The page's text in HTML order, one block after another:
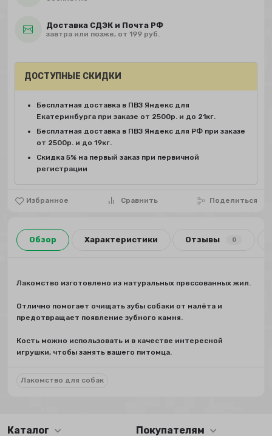
Доставка СДЭК и Почта РФ
завтра или позже, от 199 руб.
Избранное Сравнить Поделиться
ДОСТУПНЫЕ СКИДКИ
Бесплатная доставка в ПВЗ Яндекс для
Екатеринбурга при заказе от 2500р. и до 21кг.
Бесплатная доставка в ПВЗ Яндекс для РФ при заказе
от 2500р. и до 19кг.
Скидка 5% на первый заказ при первичной
регистрации
Обзор Характеристики Отзывы 0
Лакомство изготовлено из натуральных прессованных жил.
Отлично помогает очищать зубы собаки от налёта и
предотвращает появление зубного камня.
Кость можно использовать и в качестве интересной
игрушки, чтобы занять вашего питомца.
Лакомство для собак
Каталог Покупателям